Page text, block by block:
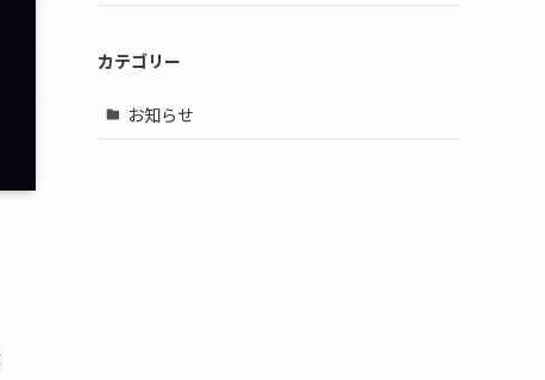
カテゴリー
お知らせ